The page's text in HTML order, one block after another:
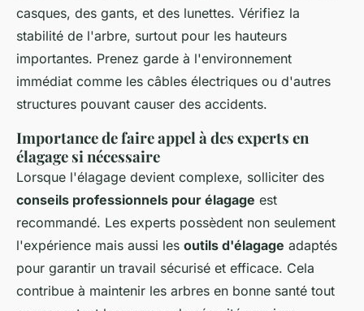
casques, des gants, et des lunettes. Vérifiez la
stabilité de l'arbre, surtout pour les hauteurs
importantes. Prenez garde à l'environnement
immédiat comme les câbles électriques ou d'autres
structures pouvant causer des accidents.
Importance de faire appel à des experts en
élagage si nécessaire
Lorsque l'élagage devient complexe, solliciter des
conseils professionnels pour élagage est
recommandé. Les experts possèdent non seulement
l'expérience mais aussi les outils d'élagage adaptés
pour garantir un travail sécurisé et efficace. Cela
contribue à maintenir les arbres en bonne santé tout